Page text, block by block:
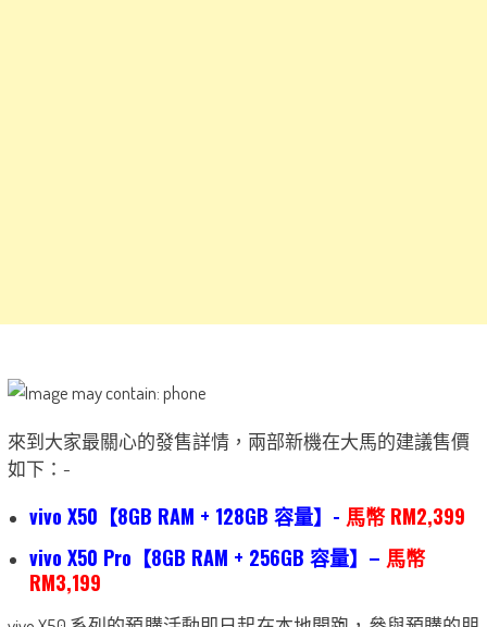
來到大家最關心的發售詳情，兩部新機在大馬的建議售價
如下：-
vivo X50【8GB RAM + 128GB 容量】- 馬幣 RM2,399
vivo X50 Pro【8GB RAM + 256GB 容量】– 馬幣
RM3,199